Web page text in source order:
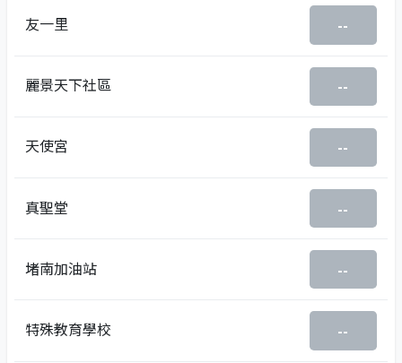
友一里 --
麗景天下社區 --
天使宮 --
真聖堂 --
堵南加油站 --
特殊教育學校 --